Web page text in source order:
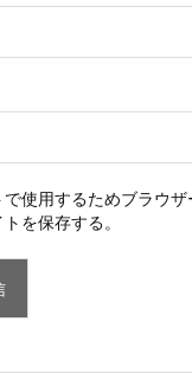
使用するためブラウ
を保存する。